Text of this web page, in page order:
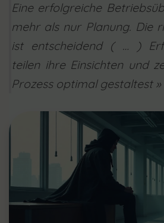
Eine erfolgreiche
mehr als nur Planung. Die
ist entscheidend ( … )
teilen ihre Einsichten und
Prozess optimal gestaltest »